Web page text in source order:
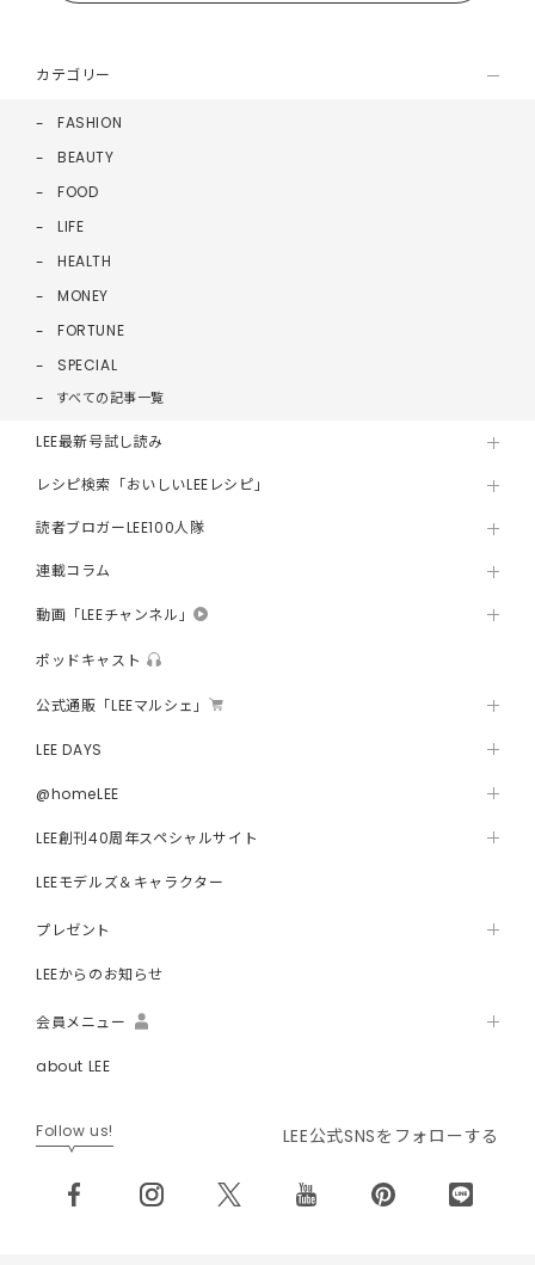
カテゴリー
FASHION
BEAUTY
FOOD
LIFE
HEALTH
MONEY
FORTUNE
SPECIAL
すべての記事一覧
LEE最新号試し読み
レシピ検索「おいしいLEEレシピ」
読者ブロガーLEE100人隊
連載コラム
動画「LEEチャンネル」
ポッドキャスト
公式通販「LEEマルシェ」
LEE DAYS
@homeLEE
LEE創刊40周年スペシャルサイト
LEEモデルズ＆キャラクター
プレゼント
LEEからのお知らせ
会員メニュー
about LEE
Follow us! LEE公式SNSをフォローする